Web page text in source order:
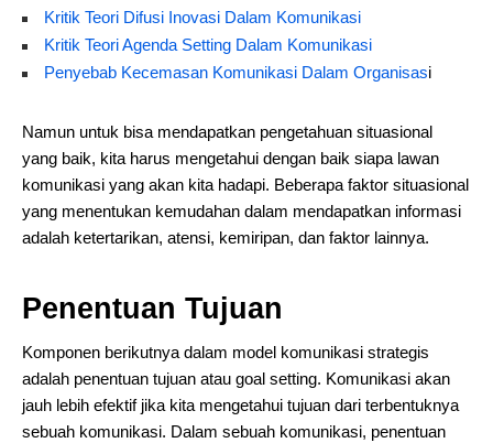
Kritik Teori Difusi Inovasi Dalam Komunikasi
Kritik Teori Agenda Setting Dalam Komunikasi
Penyebab Kecemasan Komunikasi Dalam Organisasi
Namun untuk bisa mendapatkan pengetahuan situasional
yang baik, kita harus mengetahui dengan baik siapa lawan
komunikasi yang akan kita hadapi. Beberapa faktor situasional
yang menentukan kemudahan dalam mendapatkan informasi
adalah ketertarikan, atensi, kemiripan, dan faktor lainnya.
Penentuan Tujuan
Komponen berikutnya dalam model komunikasi strategis
adalah penentuan tujuan atau goal setting. Komunikasi akan
jauh lebih efektif jika kita mengetahui tujuan dari terbentuknya
sebuah komunikasi. Dalam sebuah komunikasi, penentuan